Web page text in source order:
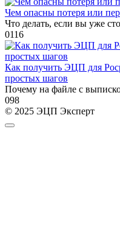
Чем опасны потеря или
Что делать, если вы уже
0116
Как получить ЭЦП для
простых шагов
Почему на файле с
098
© 2025 ЭЦП Эксперт